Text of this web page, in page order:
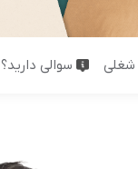
سوالی دارید؟